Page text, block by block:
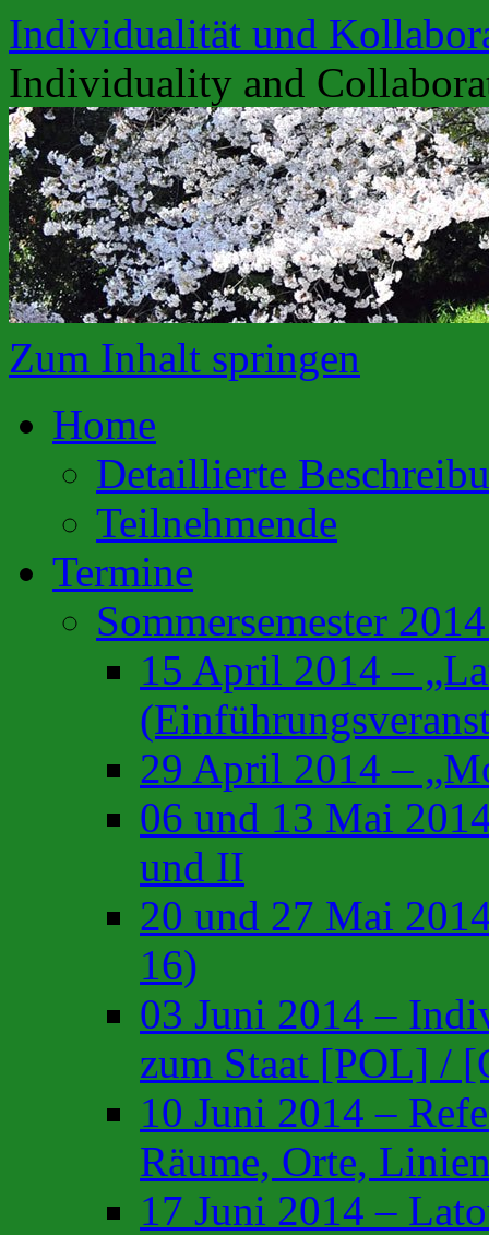
Individualität und
Individuality and
Zum Inhalt springen
Home
Detaillierte
Teilnehmende
Termine
Sommersemester
15 April 2014 –
29 April 2014 –
06 und 13 Mai
und II
20 und 27 Mai
16)
03 Juni 2014 –
zum Staat [POL] /
10 Juni 2014 –
Räume, Orte,
17 Juni 2014 –